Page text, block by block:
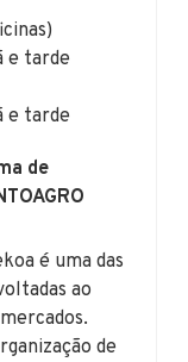
e tarde
e tarde
de
é uma das
ao
de